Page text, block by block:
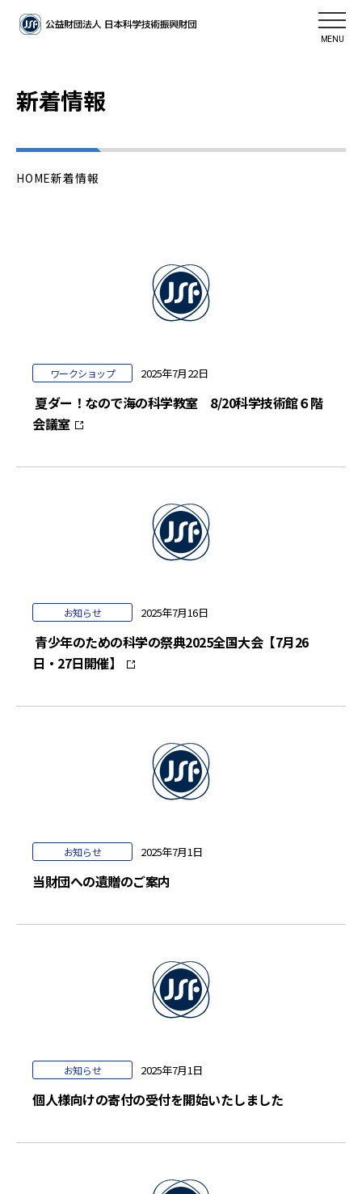
MENU
新着情報
HOME新着情報
2025年7月22日
ワークショップ
夏ダー！なので海の科学教室 8/20科学技術館６階
会議室
2025年7月16日
お知らせ
青少年のための科学の祭典2025全国大会【7月26
日・27日開催】
2025年7月1日
お知らせ
当財団への遺贈のご案内
2025年7月1日
お知らせ
個人様向けの寄付の受付を開始いたしました